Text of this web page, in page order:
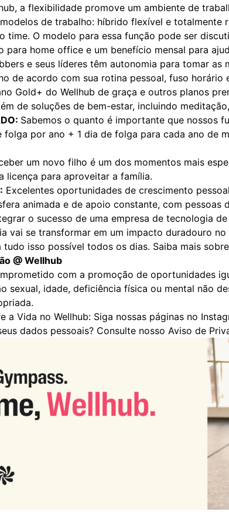
a flexibilidade promove um ambiente de
de trabalho: híbrido flexível e
time. O modelo para essa função pode ser
para home office e um benefício mensal para
e seus líderes têm autonomia para tomar
de acordo com sua rotina pessoal, fuso horário
Gold+ do Wellhub de graça e outros planos
de soluções de bem-estar, incluindo
Sabemos o quanto é importante que nossos
folga por ano + 1 dia de folga para cada ano de
um novo filho é um dos momentos mais
licença para aproveitar a família.
Excelentes oportunidades de crescimento
animada e de apoio constante, com
o sucesso de uma empresa de tecnologia
vai se transformar em um impacto duradouro
isso possível todos os dias. Saiba mais
@ Wellhub
com a promoção de oportunidades
sexual, idade, deficiência física ou mental não
a Vida no Wellhub: Siga nossas páginas no
dados pessoais? Consulte nosso Aviso de